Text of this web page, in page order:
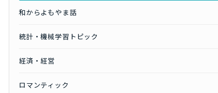
和からよもやま話
統計・機械学習トピック
経済・経営
ロマンティック